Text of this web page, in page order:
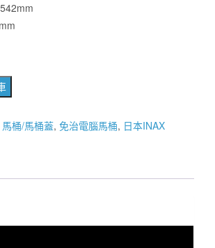
馬桶/馬桶蓋, 免治電腦馬桶, 日本INAX